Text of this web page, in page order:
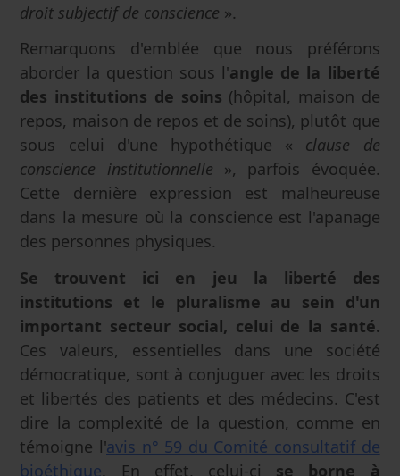
droit subjectif de conscience ».
Remarquons d'emblée que nous préférons
aborder la question sous l'angle de la liberté
des institutions de soins (hôpital, maison de
repos, maison de repos et de soins), plutôt que
sous celui d'une hypothétique « clause de
conscience institutionnelle », parfois évoquée.
Cette dernière expression est malheureuse
dans la mesure où la conscience est l'apanage
des personnes physiques.
Se trouvent ici en jeu la liberté des
institutions et le pluralisme au sein d'un
important secteur social, celui de la santé.
Ces valeurs, essentielles dans une société
démocratique, sont à conjuguer avec les droits
et libertés des patients et des médecins. C'est
dire la complexité de la question, comme en
témoigne l'avis n° 59 du Comité consultatif de
bioéthique. En effet, celui-ci se borne à